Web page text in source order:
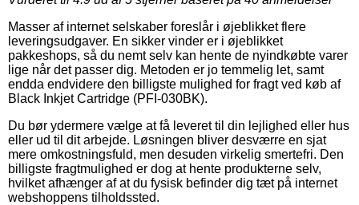
Masser af internet selskaber foreslår i øjeblikket flere
leveringsudgaver. En sikker vinder er i øjeblikket
pakkeshops, så du nemt selv kan hente de nyindkøbte varer
lige når det passer dig. Metoden er jo temmelig let, samt
endda endvidere den billigste mulighed for fragt ved køb af
Black Inkjet Cartridge (PFI-030BK).
Du bør ydermere vælge at få leveret til din lejlighed eller hus
eller ud til dit arbejde. Løsningen bliver desværre en sjat
mere omkostningsfuld, men desuden virkelig smertefri. Den
billigste fragtmulighed er dog at hente produkterne selv,
hvilket afhænger af at du fysisk befinder dig tæt på internet
webshoppens tilholdssted.